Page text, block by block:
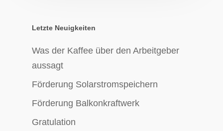
Letzte Neuigkeiten
Was der Kaffee über den Arbeitgeber
aussagt
Förderung Solarstromspeichern
Förderung Balkonkraftwerk
Gratulation